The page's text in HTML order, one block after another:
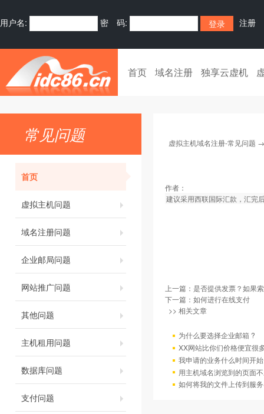
用户名: 密 码: 注册
首页 域名注册 独享云虚机
常见问题
首页
虚拟主机问题
域名注册问题
企业邮局问题
网站推广问题
其他问题
主机租用问题
数据库问题
支付问题
虚拟主机域名注册-常见问题
作者：
建议采用西联国际汇款，汇完
上一篇： 是否提供发票？如果
下一篇： 如何进行在线支付
>> 相关文章
为什么要选择企业邮箱 ?
XX网站比你们价格便宜很
我申请的业务什么时间开
用主机域名浏览到的页面
如何将我的文件上传到服